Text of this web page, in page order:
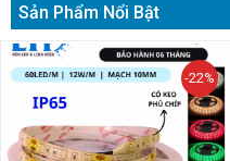
Sản Phẩm Nổi Bật
-22%